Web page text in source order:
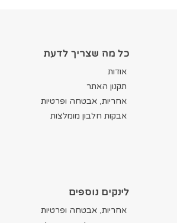
כל מה שצריך לדעת
אודות
תקנון האתר
אחריות, אבטחה ופרטיות
אבקות חלבון מומלצות
לינקים נוספים
אחריות, אבטחה ופרטיות